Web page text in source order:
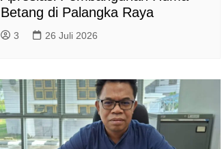
Betang di Palangka Raya
3 26 Juli 2026